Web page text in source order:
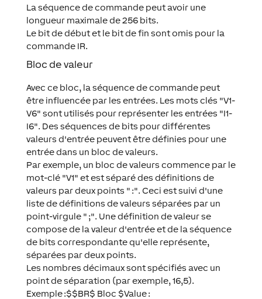
La séquence de commande peut avoir une
longueur maximale de 256 bits.
Le bit de début et le bit de fin sont omis pour la
commande IR.
Bloc de valeur
Avec ce bloc, la séquence de commande peut
être influencée par les entrées. Les mots clés "V1-
V6" sont utilisés pour représenter les entrées "I1-
I6". Des séquences de bits pour différentes
valeurs d'entrée peuvent être définies pour une
entrée dans un bloc de valeurs.
Par exemple, un bloc de valeurs commence par le
mot-clé "V1" et est séparé des définitions de
valeurs par deux points " :". Ceci est suivi d'une
liste de définitions de valeurs séparées par un
point-virgule " ;". Une définition de valeur se
compose de la valeur d'entrée et de la séquence
de bits correspondante qu'elle représente,
séparées par deux points.
Les nombres décimaux sont spécifiés avec un
point de séparation (par exemple, 16,5).
Exemple :$$BR$ Bloc $Value :